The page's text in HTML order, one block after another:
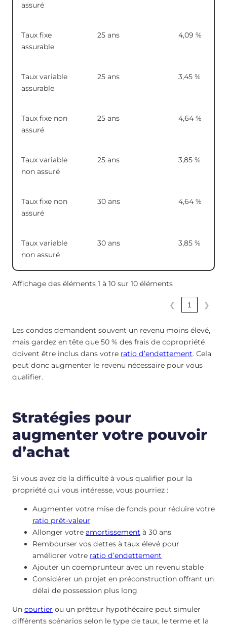
assuré
Taux fixe
assurable
25 ans 4,09 %
Taux variable
assurable
25 ans 3,45 %
Taux fixe non
assuré
25 ans 4,64 %
Taux variable
non assuré
25 ans 3,85 %
Taux fixe non
assuré
30 ans 4,64 %
Taux variable
non assuré
30 ans 3,85 %
Affichage des éléments 1 à 10 sur 10 éléments
❮ 1 ❯
Les condos demandent souvent un revenu moins élevé,
mais gardez en tête que 50 % des frais de copropriété
doivent être inclus dans votre ratio d’endettement. Cela
peut donc augmenter le revenu nécessaire pour vous
qualifier.
Stratégies pour
augmenter votre pouvoir
d’achat
Si vous avez de la difficulté à vous qualifier pour la
propriété qui vous intéresse, vous pourriez :
Augmenter votre mise de fonds pour réduire votre
ratio prêt-valeur
Allonger votre amortissement à 30 ans
Rembourser vos dettes à taux élevé pour
améliorer votre ratio d’endettement
Ajouter un coemprunteur avec un revenu stable
Considérer un projet en préconstruction offrant un
délai de possession plus long
Un courtier ou un prêteur hypothécaire peut simuler
différents scénarios selon le type de taux, le terme et la